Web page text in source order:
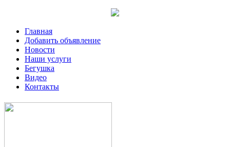
Главная
Добавить объявление
Новости
Наши услуги
Бегушка
Видео
Контакты